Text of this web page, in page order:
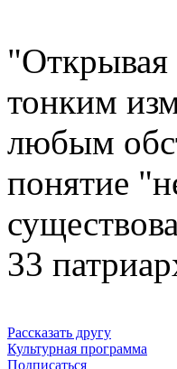
"Открывая
тонким
любым
понятие
33
Рассказать другу
Культурная программа
Подписаться